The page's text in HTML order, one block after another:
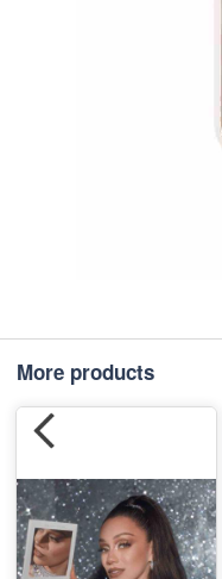
More products